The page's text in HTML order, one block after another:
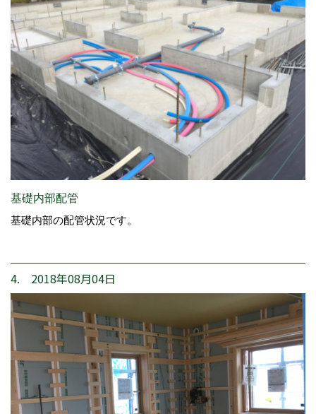
基礎内部配管
基礎内部の配管状況です。
4. 2018年08月04日